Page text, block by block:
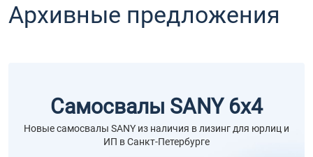
Архивные предложения
Самосвалы SANY 6х4
Новые самосвалы SANY из наличия в лизинг для юрлиц и
ИП в Санкт-Петербурге